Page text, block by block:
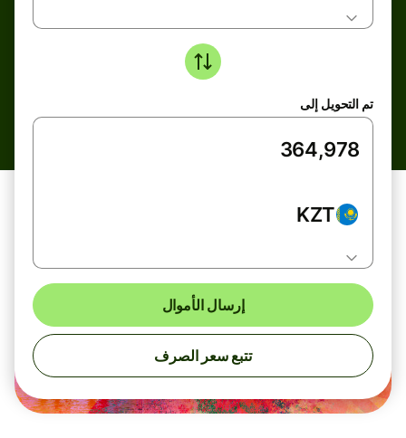
تم التحويل إلى
KZT
إرسال الأموال
تتبع سعر الصرف